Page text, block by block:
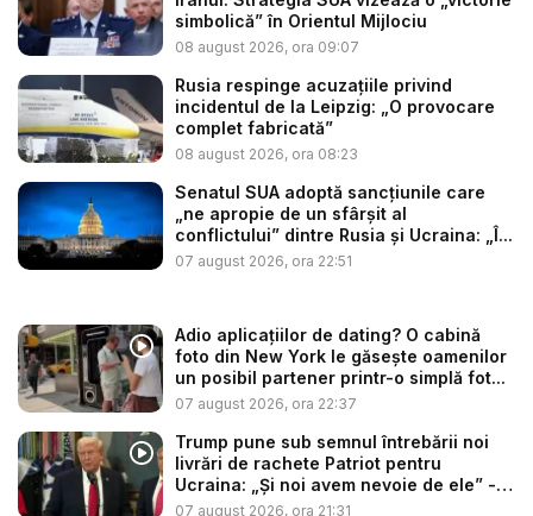
simbolică” în Orientul Mijlociu
08 august 2026, ora 09:07
Rusia respinge acuzațiile privind
incidentul de la Leipzig: „O provocare
complet fabricată”
08 august 2026, ora 08:23
Senatul SUA adoptă sancțiunile care
„ne apropie de un sfârșit al
conflictului” dintre Rusia și Ucraina: „Î...
07 august 2026, ora 22:51
Adio aplicațiilor de dating? O cabină
foto din New York le găsește oamenilor
un posibil partener printr-o simplă fot...
07 august 2026, ora 22:37
Trump pune sub semnul întrebării noi
livrări de rachete Patriot pentru
Ucraina: „Și noi avem nevoie de ele” -
V...
07 august 2026, ora 21:31